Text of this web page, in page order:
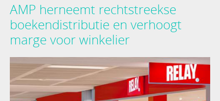
AMP herneemt rechtstreekse
boekendistributie en verhoogt
marge voor winkelier